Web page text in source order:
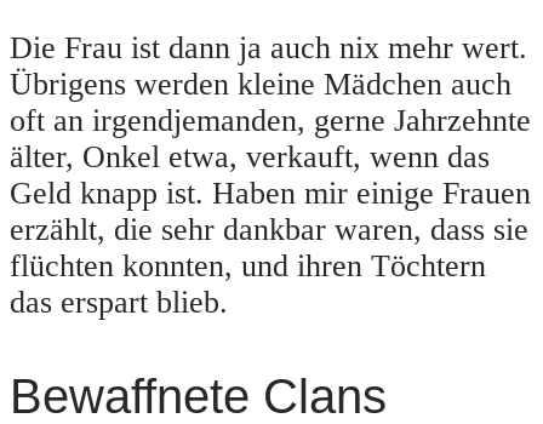
Die Frau ist dann ja auch nix mehr wert.
Übrigens werden kleine Mädchen auch
oft an irgendjemanden, gerne Jahrzehnte
älter, Onkel etwa, verkauft, wenn das
Geld knapp ist. Haben mir einige Frauen
erzählt, die sehr dankbar waren, dass sie
flüchten konnten, und ihren Töchtern
das erspart blieb.
Bewaffnete Clans